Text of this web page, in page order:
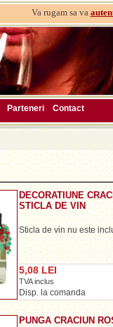
Va rugam sa va
Parteneri Contact
DECORATIUNE
STICLA DE VIN
Sticla de vin nu este
5,08 LEI
TVA inclus
Disp. la comanda
PUNGA CRACIUN